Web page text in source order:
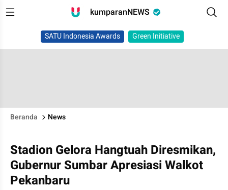
kumparanNEWS
SATU Indonesia Awards Green Initiative
Beranda News
Stadion Gelora Hangtuah Diresmikan,
Gubernur Sumbar Apresiasi Walkot
Pekanbaru